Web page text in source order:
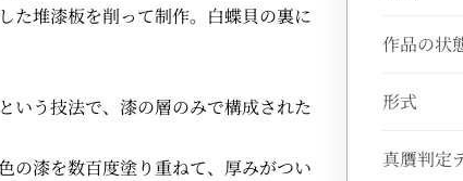
た堆漆板を削って制作。白蝶貝の裏に
いう技法で、漆の層のみで構成された
の漆を数百度塗り重ねて、厚みがつい
作品の状
形式
真贋判定